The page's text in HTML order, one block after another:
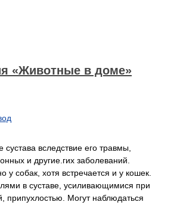
«Животные в доме»
сустава вследствие его травмы,
и другие.гих заболеваний.
у собак, хотя встречается и у кошек.
в суставе, усиливающимися при
припухлостью. Могут наблюдаться